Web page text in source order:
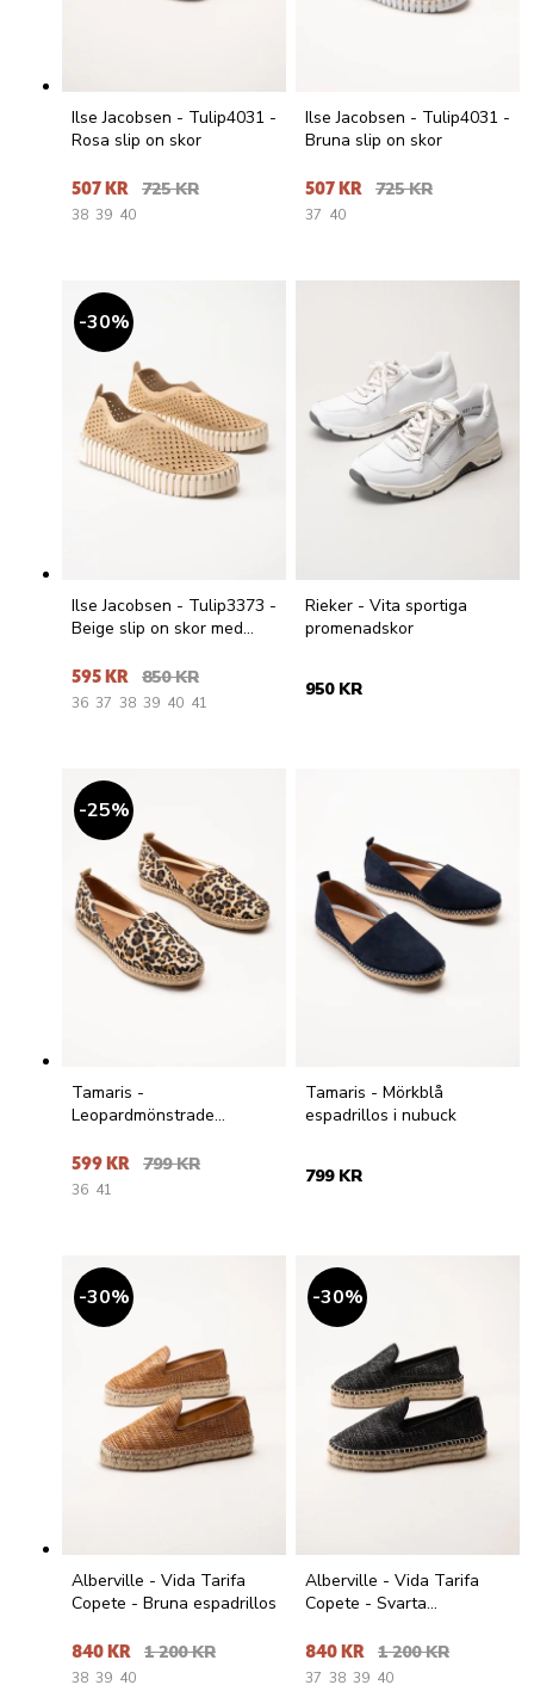
Ilse Jacobsen - Tulip4031 -
Rosa slip on skor
507 KR 725 KR
38 39 40
Ilse Jacobsen - Tulip4031 -
Bruna slip on skor
507 KR 725 KR
37 40
30%
Ilse Jacobsen - Tulip3373 -
Beige slip on skor med
595 KR 850 KR
36 37 38 39 40 41
Rieker - Vita sportiga
promenadskor
950 KR
25%
Tamaris -
Leopardmönstrade
599 KR 799 KR
36 41
Tamaris - Mörkblå
espadrillos i nubuck
799 KR
30%
Alberville - Vida Tarifa
Copete - Bruna espadrillos
840 KR 1 200 KR
38 39 40
30%
Alberville - Vida Tarifa
Copete - Svarta
840 KR 1 200 KR
37 38 39 40